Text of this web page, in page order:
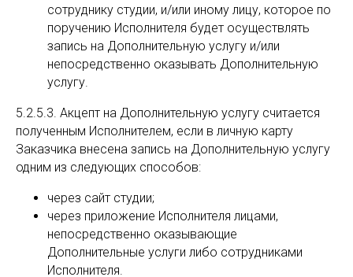
сотруднику студии, и/или иному лицу, которое по
поручению Исполнителя будет осуществлять
запись на Дополнительную услугу и/или
непосредственно оказывать Дополнительную
услугу.
5.2.5.3. Акцепт на Дополнительную услугу считается
полученным Исполнителем, если в личную карту
Заказчика внесена запись на Дополнительную услугу
одним из следующих способов:
через сайт студии;
через приложение Исполнителя лицами,
непосредственно оказывающие
Дополнительные услуги либо сотрудниками
Исполнителя.